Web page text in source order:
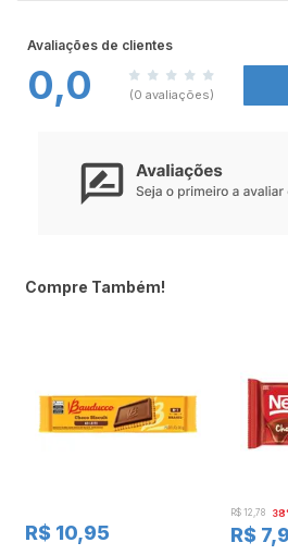
Avaliações de clientes
0,0 (0 avaliações)
Compre Também!
R$ 10,95
R$ 12,78
R$